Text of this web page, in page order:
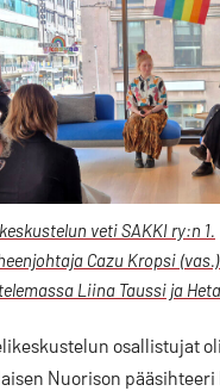
veti SAKKI ry:n 1.
Cazu Kropsi
Liina Taussi ja
osallistujat
Nuorison pääsihteeri